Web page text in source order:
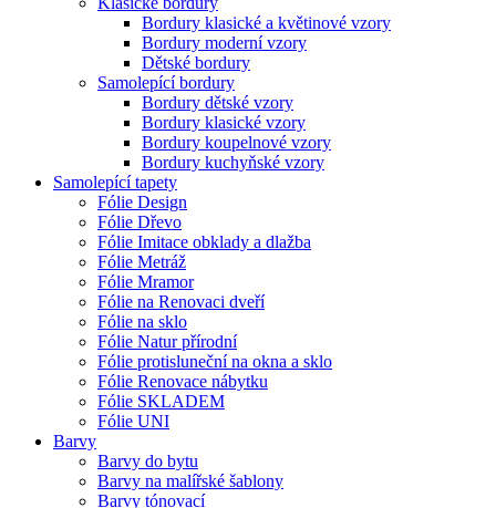
Bordury klasické a květinové vzory
Bordury moderní vzory
Dětské bordury
Samolepící bordury
Bordury dětské vzory
Bordury klasické vzory
Bordury koupelnové vzory
Bordury kuchyňské vzory
Samolepící tapety
Fólie Design
Fólie Dřevo
Fólie Imitace obklady a dlažba
Fólie Metráž
Fólie Mramor
Fólie na Renovaci dveří
Fólie na sklo
Fólie Natur přírodní
Fólie protisluneční na okna a sklo
Fólie Renovace nábytku
Fólie SKLADEM
Fólie UNI
Barvy
Barvy do bytu
Barvy na malířské šablony
Barvy tónovací